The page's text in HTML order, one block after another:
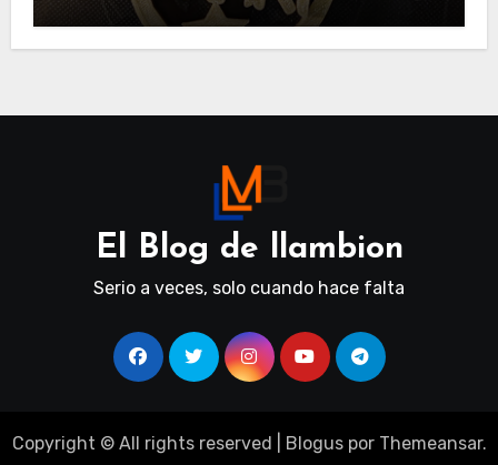
El Blog de llambion
Serio a veces, solo cuando hace falta
Copyright © All rights reserved Bloguspor Themeansar.